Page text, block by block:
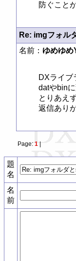
防ぐこと
Re: imgフォル
名前： ゆめゆめ
DXライブ
datやbin
とりあえ
返信あり
Page: 1|
題
名
名
前